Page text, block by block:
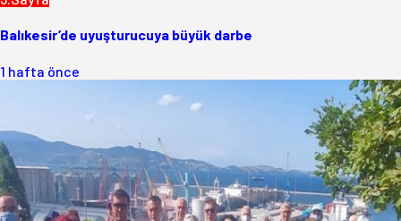
Balıkesir’de uyuşturucuya büyük darbe
1 hafta önce